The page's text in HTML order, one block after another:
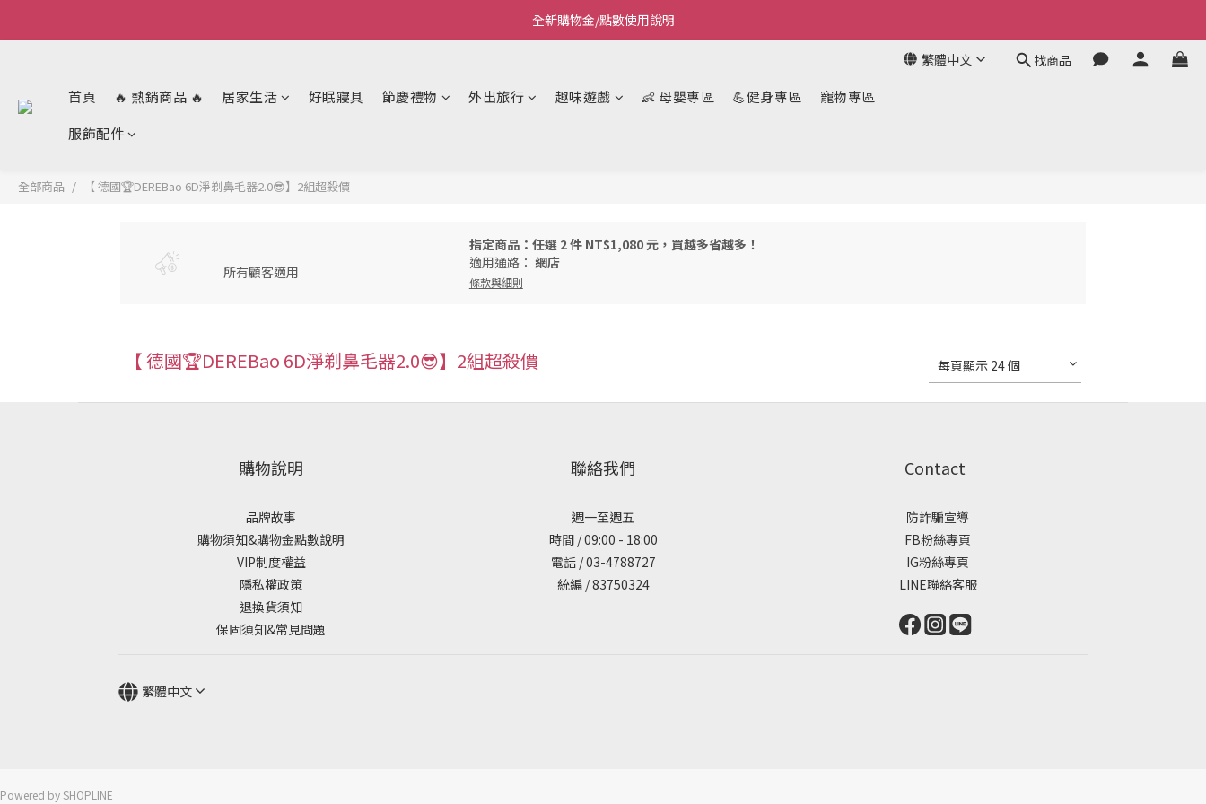
Welcome~私藏生活~
全新購物金/點數使用說明
繁體中文 找商品
首頁 🔥 熱銷商品 🔥 居家生活 好眠寢具 節慶禮物 外出旅行 趣味遊戲 👶 母嬰專區 💪健身專區
寵物專區
服飾配件
全部商品 【 德國🏆DEREBao 6D淨剃鼻毛器2.0😎】2組超殺價
所有顧客適用
指定商品：任選 2 件 NT$1,080 元，買越多省越多！
適用通路： 網店
條款與細則
【 德國🏆DEREBao 6D淨剃鼻毛器2.0😎】2組超殺價 每頁顯示 24 個
購物說明
品牌故事
購物須知&購物金點數說明
VIP制度權益
隱私權政策
退換貨須知
保固須知&常見問題
聯絡我們
週一至週五
時間 / 09:00 - 18:00
電話 / 03-4788727
統編 / 83750324
Contact
防詐騙宣導
FB粉絲專頁
IG粉絲專頁
LINE聯絡客服
繁體中文
Powered by SHOPLINE